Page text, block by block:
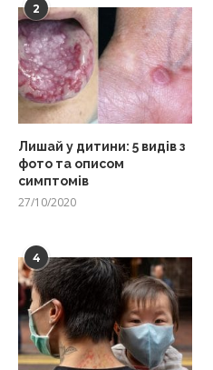
2
Лишай у дитини: 5 видів з
фото та описом
симптомів
27/10/2020
4